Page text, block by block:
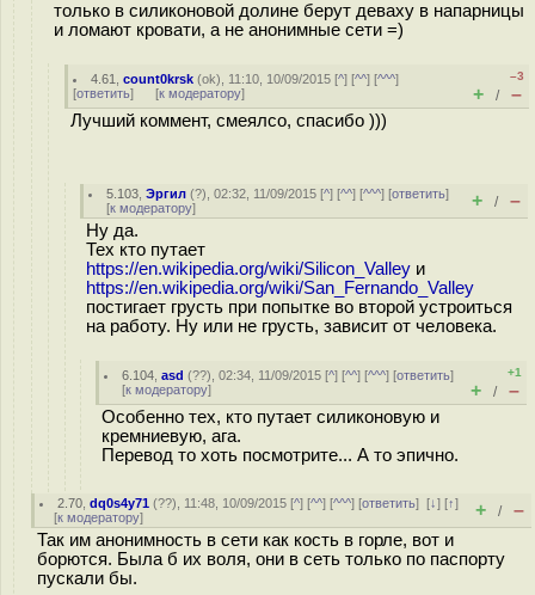
только в силиконовой долине берут деваху в напарницы
и ломают кровати, а не анонимные сети =)
4.61 ,count0krsk (ok), 11:10, 10/09/2015 [^] [^^] [^^^]
[ответить] [к модератору]
–3
+ / –
Лучший коммент, смеялсо, спасибо )))
5.103 ,Эргил (?), 02:32, 11/09/2015 [^] [^^] [^^^] [ответить]
[к модератору] + / –
Ну да.
Тех кто путает
https://en.wikipedia.org/wiki/Silicon_Valley и
https://en.wikipedia.org/wiki/San_Fernando_Valley
постигает грусть при попытке во второй устроиться
на работу. Ну или не грусть, зависит от человека.
6.104 ,asd (??), 02:34, 11/09/2015 [^] [^^] [^^^] [ответить]
[к модератору]
+1
+ / –
Особенно тех, кто путает силиконовую и
кремниевую, ага.
Перевод то хоть посмотрите... А то эпично.
2.70 ,dq0s4y71 (??), 11:48, 10/09/2015 [^] [^^] [^^^] [ответить][↓] [↑]
[к модератору] + / –
Так им анонимность в сети как кость в горле, вот и
борются. Была б их воля, они в сеть только по паспорту
пускали бы.